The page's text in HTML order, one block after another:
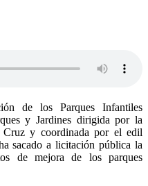
de los Parques Infantiles
y Jardines dirigida por la
Cruz y coordinada por el edil
sacado a licitación pública la
de mejora de los parques